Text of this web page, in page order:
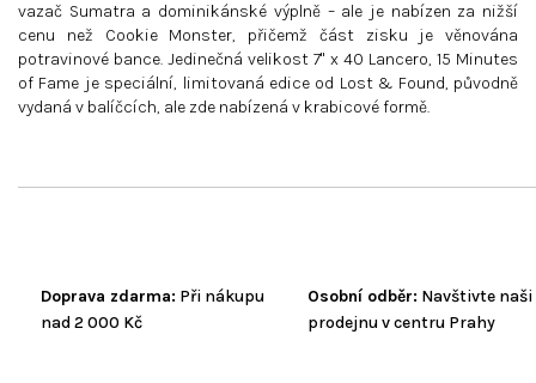
Doprava zdarma: Při nákupu
nad 2 000 Kč
Osobní odběr: Navštivte naši
prodejnu v centru Prahy
vazač Sumatra a dominikánské výplně – ale je nabízen za nižší
cenu než Cookie Monster, přičemž část zisku je věnována
potravinové bance. Jedinečná velikost 7" x 40 Lancero, 15 Minutes
of Fame je speciální, limitovaná edice od Lost & Found, původně
vydaná v balíčcích, ale zde nabízená v krabicové formě.